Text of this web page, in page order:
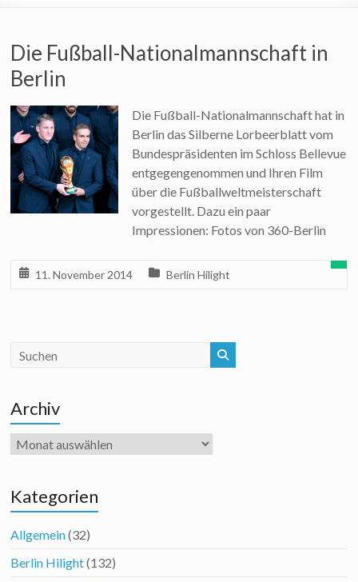
Die Fußball-Nationalmannschaft in
Berlin
Die Fußball-Nationalmannschaft hat in
Berlin das Silberne Lorbeerblatt vom
Bundespräsidenten im Schloss Bellevue
entgegengenommen und Ihren Film
über die Fußballweltmeisterschaft
vorgestellt. Dazu ein paar
Impressionen: Fotos von 360-Berlin
11. November 2014 Berlin Hilight
Archiv
Archiv
Kategorien
Allgemein(32)
Berlin Hilight(132)